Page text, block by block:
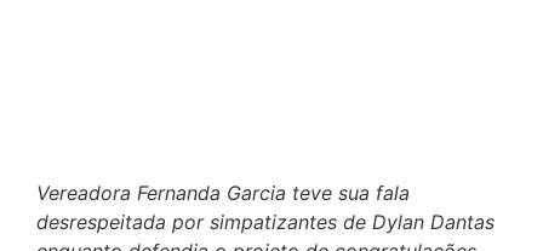
Vereadora Fernanda Garcia teve sua fala
desrespeitada por simpatizantes de Dylan Dantas